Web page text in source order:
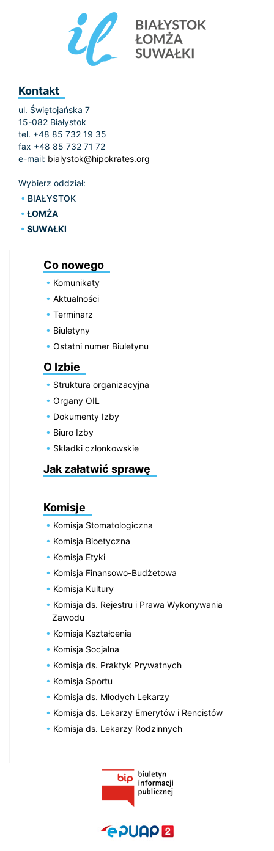
Kontakt
ul. Świętojańska 7
15-082 Białystok
tel. +48 85 732 19 35
fax +48 85 732 71 72
e-mail: bialystok@hipokrates.org
Wybierz oddział:
BIAŁYSTOK
ŁOMŻA
SUWAŁKI
Co nowego
Komunikaty
Aktualności
Terminarz
Biuletyny
Ostatni numer Biuletynu
O Izbie
Struktura organizacyjna
Organy OIL
Dokumenty Izby
Biuro Izby
Składki członkowskie
Jak załatwić sprawę
Komisje
Komisja Stomatologiczna
Komisja Bioetyczna
Komisja Etyki
Komisja Finansowo-Budżetowa
Komisja Kultury
Komisja ds. Rejestru i Prawa Wykonywania
Zawodu
Komisja Kształcenia
Komisja Socjalna
Komisja ds. Praktyk Prywatnych
Komisja Sportu
Komisja ds. Młodych Lekarzy
Komisja ds. Lekarzy Emerytów i Rencistów
Komisja ds. Lekarzy Rodzinnych